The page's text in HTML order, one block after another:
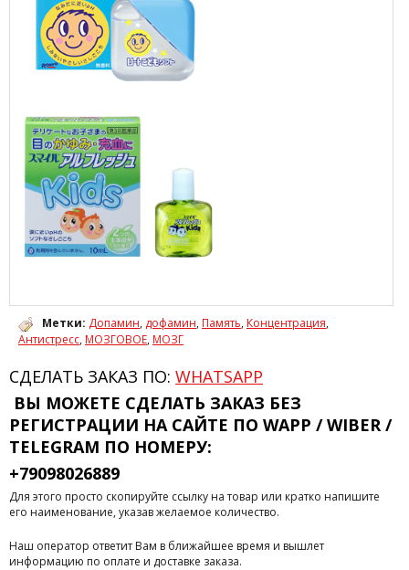
Метки: Допамин, дофамин, Память, Концентрация,
Антистресс, МОЗГОВОЕ, МОЗГ
СДЕЛАТЬ ЗАКАЗ ПО: WHATSAPP
ВЫ МОЖЕТЕ СДЕЛАТЬ ЗАКАЗ БЕЗ
РЕГИСТРАЦИИ НА САЙТЕ ПО WAPP / WIBER /
TELEGRAM ПО НОМЕРУ:
+79098026889
Для этого просто скопируйте ссылку на товар или кратко напишите
его наименование, указав желаемое количество.
Наш оператор ответит Вам в ближайшее время и вышлет
информацию по оплате и доставке заказа.